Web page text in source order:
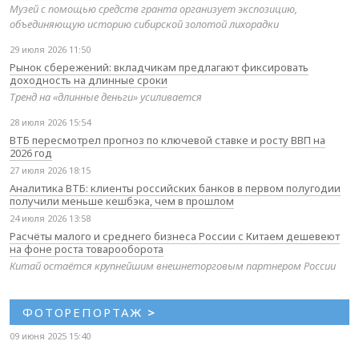
Музей с помощью средств гранта организует экспозицию,
объединяющую историю сибирской золотой лихорадки
29 июля 2026 11:50
Рынок сбережений: вкладчикам предлагают фиксировать
доходность на длинные сроки
Тренд на «длинные деньги» усиливается
28 июля 2026 15:54
ВТБ пересмотрел прогноз по ключевой ставке и росту ВВП на
2026 год
27 июля 2026 18:15
Аналитика ВТБ: клиенты российских банков в первом полугодии
получили меньше кешбэка, чем в прошлом
24 июля 2026 13:58
Расчёты малого и среднего бизнеса России с Китаем дешевеют
на фоне роста товарооборота
Китай остаётся крупнейшим внешнеторговым партнером России
ФОТОРЕПОРТАЖ >
09 июня 2025 15:40